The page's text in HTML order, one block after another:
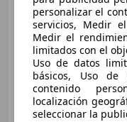
02/2022 28.638
personalizar el
servicios, Medir
Medir el
limitados con el
Uso de datos
básicos, Uso
contenido
localización
seleccionar la